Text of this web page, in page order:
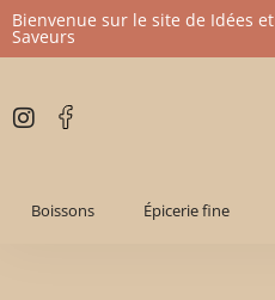
Aller
contenu
Bienvenue sur le site de Idées et
Saveurs
Boissons Épicerie fine